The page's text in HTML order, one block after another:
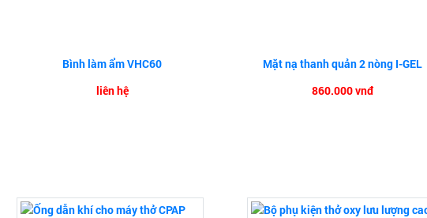
Bình làm ẩm VHC60
liên hệ
Mặt nạ thanh quản 2 nòng I-GEL
860.000 vnđ